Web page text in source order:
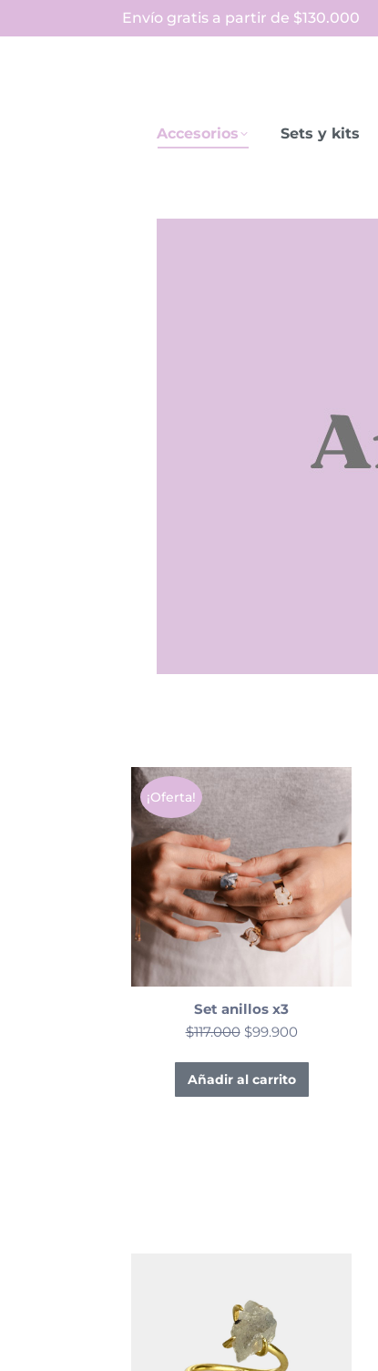
Envío gratis a partir de $130.000
Accesorios Sets y kits
¡Oferta!
Set anillos x3
$117.000 $99.900
Añadir al carrito